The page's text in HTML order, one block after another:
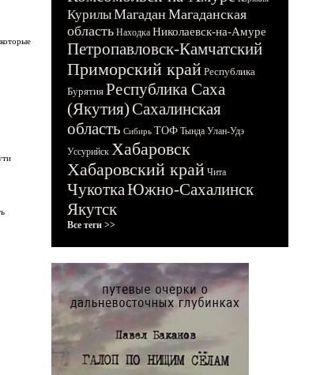
КурилыМагадан Магаданская
область Находка Николаевск-на-Амуре
Петропавловск-Камчатский
Приморский край Республика
Бурятия Республика Саха
(Якутия)Сахалинская
область Сибирь ТОФ Тында Улан-Удэ
Уссурийск Хабаровск
Хабаровский край Чита
ЧукоткаЮжно-Сахалинск
Якутск
Все теги >>